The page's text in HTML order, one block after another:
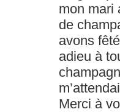
mon mari
de
avons
adieu à
Merci à